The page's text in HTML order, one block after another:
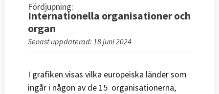
Fördjupning:
Internationella organisationer och
organ
Senast uppdaterad: 18 juni 2024
I grafiken visas vilka europeiska länder som
ingår i någon av de 15 organisationerna,